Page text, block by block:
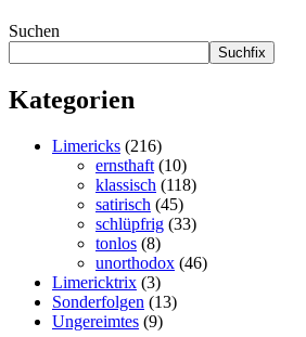
Suchen
Suchfix
Kategorien
Limericks (216)
ernsthaft (10)
klassisch (118)
satirisch (45)
schlüpfrig (33)
tonlos (8)
unorthodox (46)
Limericktrix (3)
Sonderfolgen (13)
Ungereimtes (9)